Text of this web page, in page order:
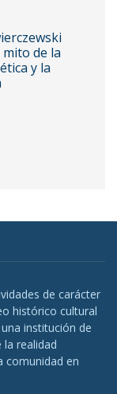
mito de la
y la
de carácter
histórico cultural
institución de
realidad
comunidad en